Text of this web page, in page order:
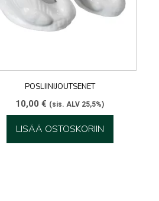
POSLIINIJOUTSENET
10,00€ (sis. ALV 25,5%)
LISÄÄ OSTOSKORIIN